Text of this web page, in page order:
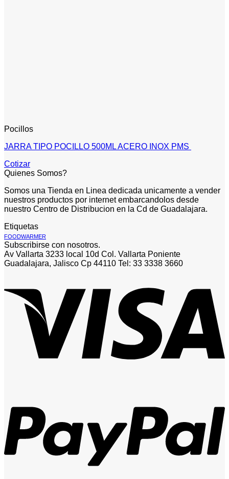
Pocillos
JARRA TIPO POCILLO 500ML ACERO INOX PMS
Cotizar
Quienes Somos?
Somos una Tienda en Linea dedicada unicamente a vender
nuestros productos por internet embarcandolos desde
nuestro Centro de Distribucion en la Cd de Guadalajara.
Etiquetas
FOODWARMER
Subscribirse con nosotros.
Av Vallarta 3233 local 10d Col. Vallarta Poniente
Guadalajara, Jalisco Cp 44110 Tel: 33 3338 3660